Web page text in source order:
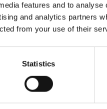
features and to
and analytics partners
from your use of their
Statistics
Sön 09 Aug. 13:00 - 14:15
Sön 16 Aug. 13:00 - 14:15
Sön 23 Aug. 13:00 - 14:15